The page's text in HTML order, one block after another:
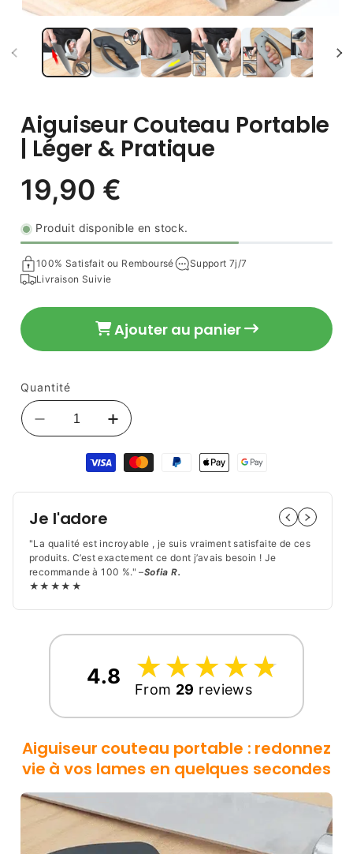
Aiguiseur Couteau Portable
| Léger & Pratique
Prix
habituel
19,90 €
Produit disponible en stock.
100% Satisfait ou Remboursé
Support 7j/7
Livraison Suivie
Ajouter au panier
Quantité
Réduire
quantité
Aiguiseur
Couteau
Portable
|
Léger
&amp;
Pratique
Augmenter
quantité
de
Aiguiseur
|
Léger
&amp;
paiement
Je l'adore
"La qualité est incroyable , je suis vraiment satisfaite de ces
produits. C’est exactement ce dont j’avais besoin ! Je
recommande à 100 %." –Sofia R.
★★★★★
4.8 ☆
★☆
★☆
★☆
★☆
★
From 29 reviews
Aiguiseur couteau portable : redonnez
vie à vos lames en quelques secondes